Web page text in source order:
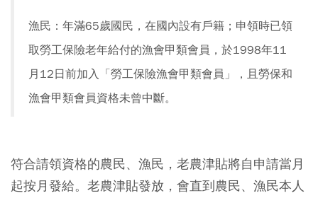
漁民：年滿65歲國民，在國內設有戶籍；申領時已領
取勞工保險老年給付的漁會甲類會員，於1998年11
月12日前加入「勞工保險漁會甲類會員」，且勞保和
漁會甲類會員資格未曾中斷。
符合請領資格的農民、漁民，老農津貼將自申請當月
起按月發給。老農津貼發放，會直到農民、漁民本人